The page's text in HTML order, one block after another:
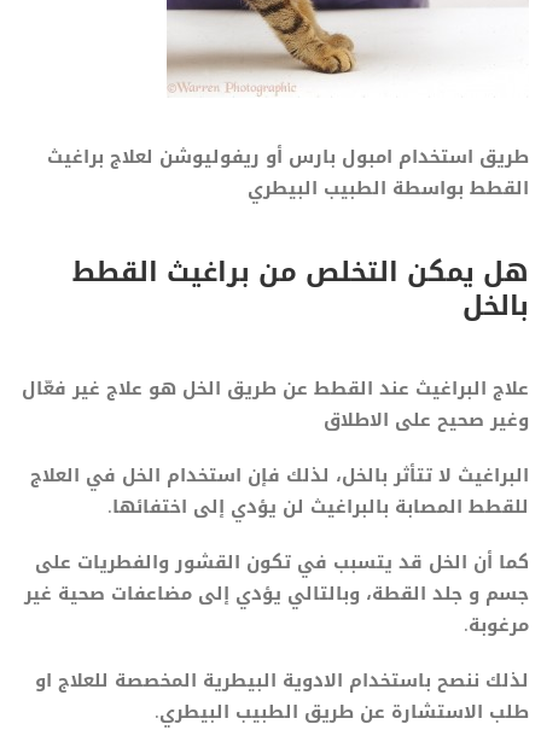
طريق استخدام امبول بارس أو ريفوليوشن لعلاج براغيث
القطط بواسطة الطبيب البيطري
هل يمكن التخلص من براغيث القطط
بالخل
علاج البراغيث عند القطط عن طريق الخل هو علاج غير فعّال
وغير صحيح على الاطلاق
البراغيث لا تتأثر بالخل، لذلك فإن استخدام الخل في العلاج
للقطط المصابة بالبراغيث لن يؤدي إلى اختفائها.
كما أن الخل قد يتسبب في تكون القشور والفطريات على
جسم و جلد القطة، وبالتالي يؤدي إلى مضاعفات صحية غير
مرغوبة.
لذلك ننصح باستخدام الادوية البيطرية المخصصة للعلاج او
طلب الاستشارة عن طريق الطبيب البيطري.